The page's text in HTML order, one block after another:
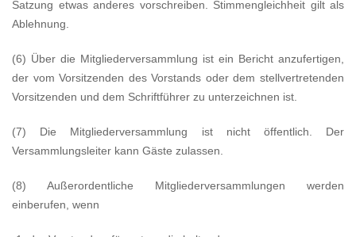
Satzung etwas anderes vorschreiben. Stimmengleichheit gilt als
Ablehnung.
(6) Über die Mitgliederversammlung ist ein Bericht anzufertigen,
der vom Vorsitzenden des Vorstands oder dem stellvertretenden
Vorsitzenden und dem Schriftführer zu unterzeichnen ist.
(7) Die Mitgliederversammlung ist nicht öffentlich. Der
Versammlungsleiter kann Gäste zulassen.
(8) Außerordentliche Mitgliederversammlungen werden
einberufen, wenn